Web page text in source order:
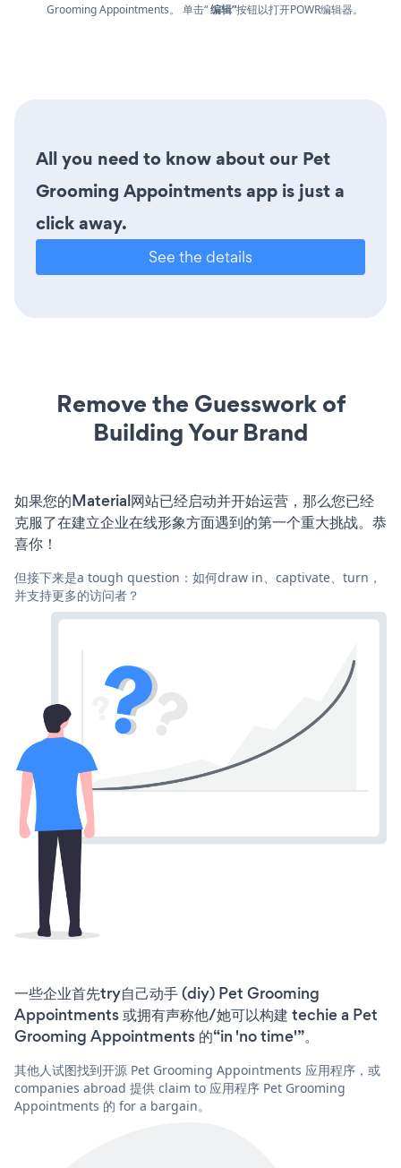
Grooming Appointments。 单击“编辑”按钮以打开POWR编辑器。
All you need to know about our Pet
Grooming Appointments app is just a
click away.
See the details
Remove the Guesswork of
Building Your Brand
如果您的Material网站已经启动并开始运营，那么您已经
克服了在建立企业在线形象方面遇到的第一个重大挑战。恭
喜你！
但接下来是a tough question：如何draw in、captivate、turn，
并支持更多的访问者？
一些企业首先try自己动手 (diy) Pet Grooming
Appointments 或拥有声称他/她可以构建 techie a Pet
Grooming Appointments 的“in 'no time'”。
其他人试图找到开源 Pet Grooming Appointments 应用程序，或
companies abroad 提供 claim to 应用程序 Pet Grooming
Appointments 的 for a bargain。